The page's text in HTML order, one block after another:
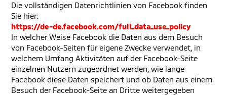
Die vollständigen Datenrichtlinien von Facebook finden
Sie hier:
https://de-de.facebook.com/full_data_use_policy
In welcher Weise Facebook die Daten aus dem Besuch
von Facebook-Seiten für eigene Zwecke verwendet, in
welchem Umfang Aktivitäten auf der Facebook-Seite
einzelnen Nutzern zugeordnet werden, wie lange
Facebook diese Daten speichert und ob Daten aus einem
Besuch der Facebook-Seite an Dritte weitergegeben